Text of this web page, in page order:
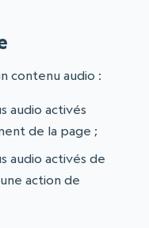
contenu audio :
audio activés
de la page ;
audio activés de
action de